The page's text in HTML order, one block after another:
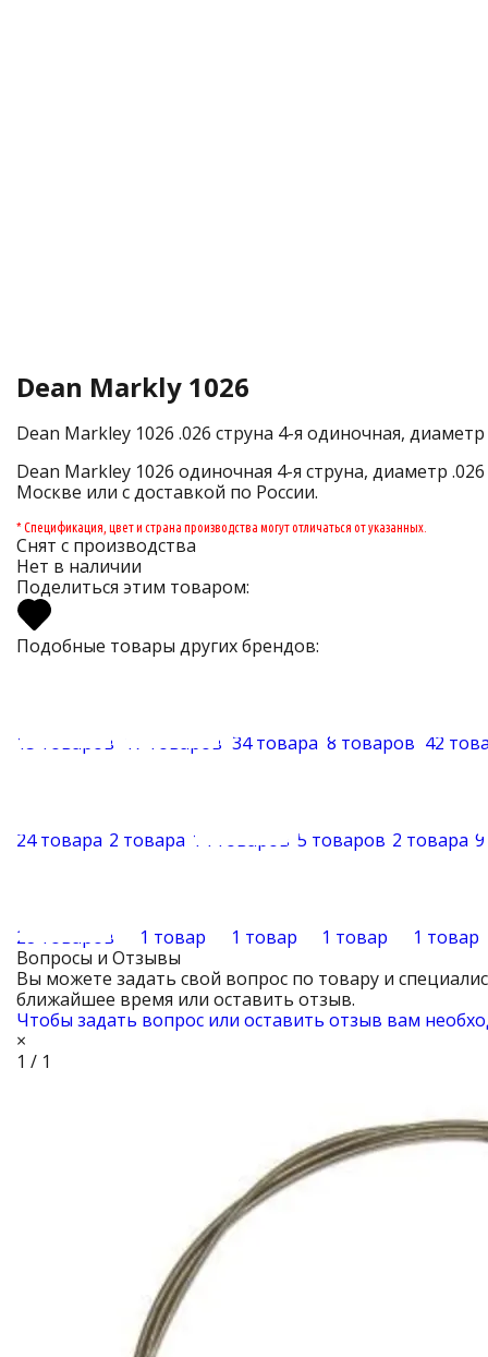
Dean Markly 1026
Dean Markley 1026 .026 струна 4-я одиночная, диаметр
Dean Markley 1026 одиночная 4-я струна, диаметр
Москве или с доставкой по России.
* Спецификация, цвет и страна производства могут отличаться от указанных.
Снят с производства
Нет в наличии
Поделиться этим товаром:
Подобные товары других брендов:
15 товаров 17 товаров 34 товара 8 товаров 42
24 товара 2 товара 14 товаров 5 товаров 2 товара
28 товаров 1 товар 1 товар 1 товар
1 товар
Вопросы и Отзывы
Вы можете задать свой вопрос по товару и
ближайшее время или оставить отзыв.
Чтобы задать вопрос или оставить отзыв вам
×
1 / 1